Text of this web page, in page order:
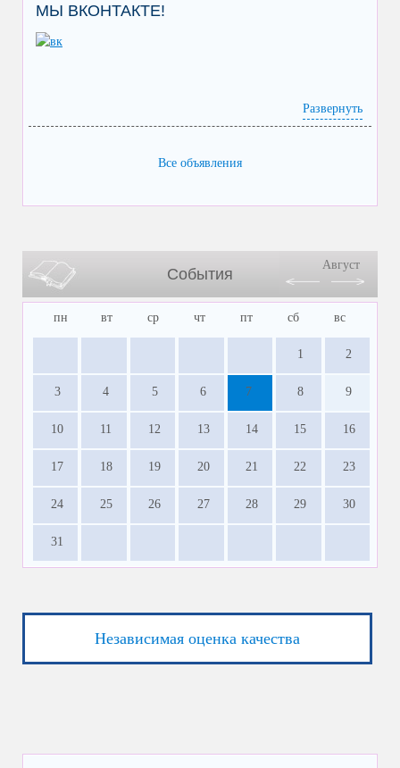
МЫ ВКОНТАКТЕ!
Развернуть
Все объявления
События
Август
пн вт ср чт пт сб вс
1 2
3 4 5 6 7 8 9
10 11 12 13 14 15 16
17 18 19 20 21 22 23
24 25 26 27 28 29 30
31
Независимая оценка качества